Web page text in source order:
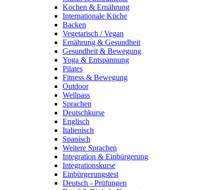
Kochen & Ernährung
Internationale Küche
Backen
Vegetarisch / Vegan
Ernährung & Gesundheit
Gesundheit & Bewegung
Yoga & Entspannung
Pilates
Fitness & Bewegung
Outdoor
Wellpass
Sprachen
Deutschkurse
Englisch
Italienisch
Spanisch
Weitere Sprachen
Integration & Einbürgerung
Integrationskurse
Einbürgerungstest
Deutsch - Prüfungen